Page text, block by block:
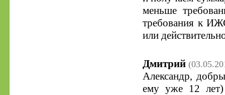
меньше
требования к
или
Дмитрий
Александр,
ему уже 12 лет)